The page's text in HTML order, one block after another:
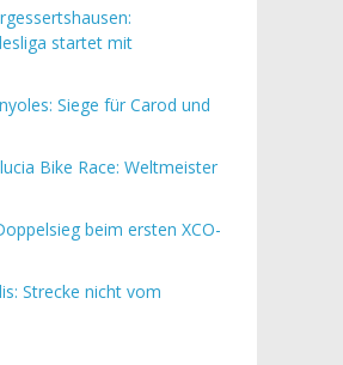
startet mit
Siege für Carod und
Bike Race: Weltmeister
beim ersten XCO-
Strecke nicht vom